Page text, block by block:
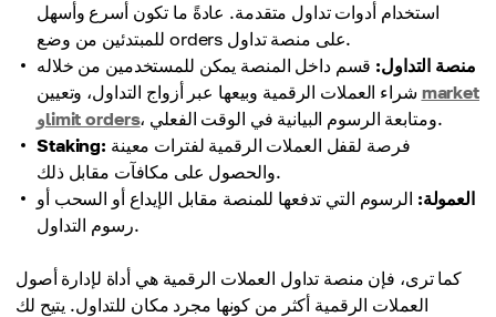
استخدام أدوات تداول متقدمة. عادةً ما تكون أسرع وأسهل
للمبتدئين من وضع orders على منصة تداول.
منصة التداول: قسم داخل المنصة يمكن للمستخدمين من خلاله
market
وlimit orders
، ومتابعة الرسوم البيانية في الوقت الفعلي.
Staking:
والحصول على مكافآت مقابل ذلك.
العمولة: الرسوم التي تدفعها للمنصة مقابل الإيداع أو السحب أو
رسوم التداول.
كما ترى، فإن منصة تداول العملات الرقمية هي أداة لإدارة أصول
العملات الرقمية أكثر من كونها مجرد مكان للتداول. يتيح لك